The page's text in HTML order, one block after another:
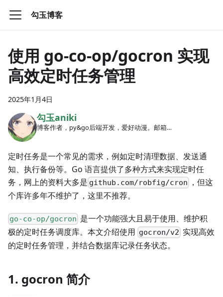
勾玉博客
使用 go-co-op/gocron 实现
高效定时任务管理
2025年1月4日
勾玉aniki
博客作者，py&go后端开发，爱好动漫。邮箱
定时任务是一个常见的需求，例如定时清理数据、发送通
知、执行备份等。Go 语言提供了多种方式来实现定时任
务，网上的资料大多是 github.com/robfig/cron
，但这
个库许多年不维护了，这里不推荐。
go-co-op/gocron 是一个功能强大且易于使用、维护积
极的定时任务调度库。本文介绍使用 gocron/v2 实现高效
的定时任务管理，并结合数据库记录任务状态。
1. gocron 简介